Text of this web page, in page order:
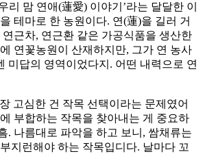
리 맘 연애(蓮愛) 이야기’라는 달달한 이
테마로 한 농원이다. 연(蓮)을 길러 거
근차, 연근환 같은 가공식품을 생산한
연꽃농원이 산재하지만, 그가 연 농사
미답의 영역이었다지. 어떤 내력으로 연
고심한 건 작목 선택이라는 문제였어
부합하는 작목을 찾아내는 게 중요하
. 나름대로 파악을 하고 보니, 쌈채류는
지런해야 하는 작목입디다. 날마다 꼬